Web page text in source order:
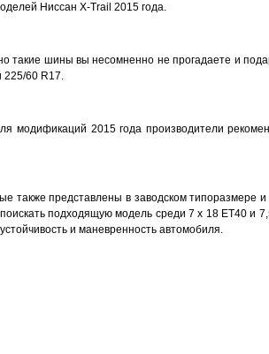
Ниссан X-Trail 2015 года.
такие шины вы несомненно не прогадаете и
225/60 R17.
модификаций 2015 года производители
представлены в заводском типоразмере
подходящую модель среди 7 x 18 ET40 и
и маневренность автомобиля.